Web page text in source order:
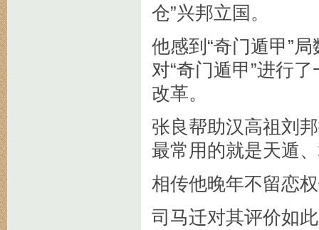
仓”兴邦立国。
他感到“奇门遁甲”
对“奇门遁甲”进行
改革。
张良帮助汉高祖刘
最常用的就是天遁
相传他晚年不留恋
司马迁对其评价如